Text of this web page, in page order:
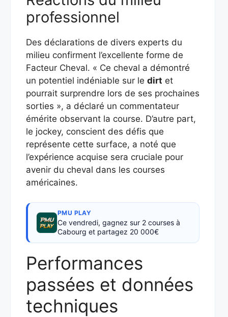
professionnel
Des déclarations de divers experts du
milieu confirment l’excellente forme de
Facteur Cheval. « Ce cheval a démontré
un potentiel indéniable sur le dirt et
pourrait surprendre lors de ses prochaines
sorties », a déclaré un commentateur
émérite observant la course. D’autre part,
le jockey, conscient des défis que
représente cette surface, a noté que
l’expérience acquise sera cruciale pour
avenir du cheval dans les courses
américaines.
PMU PLAY
Ce vendredi, gagnez sur 2 courses à
Cabourg et partagez 20 000€
Performances
passées et données
techniques